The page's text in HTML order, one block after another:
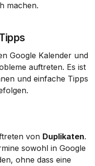
machen.
Google Kalender und
auftreten. Es ist
und einfache Tipps
von Duplikaten.
sowohl in Google
ohne dass eine